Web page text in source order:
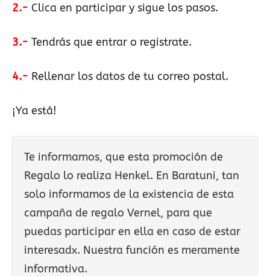
2.- Clica en participar y sigue los pasos.
3.- Tendrás que entrar o registrate.
4.- Rellenar los datos de tu correo postal.
¡Ya está!
Te informamos, que esta promoción de
Regalo lo realiza Henkel. En Baratuni, tan
solo informamos de la existencia de esta
campaña de regalo Vernel, para que
puedas participar en ella en caso de estar
interesadx. Nuestra función es meramente
informativa.